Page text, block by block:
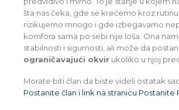
šta nas čeka, gde se krećemo kroz
rizikujemo mnogo i gde izbegavamo
komfora sama po sebi nije loša. Ona
stabilnosti i sigurnosti, ali može da
ograničavajući okvirukoliko u njoj
Morate biti član da biste videli ostatak
Postanite član i link na stranicu Postanite